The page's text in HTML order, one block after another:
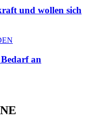
und wollen sich
an